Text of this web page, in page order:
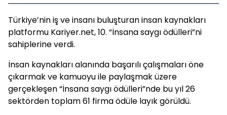
Türkiye’nin iş ve insanı buluşturan insan kaynakları
platformu Kariyer.net, 10. “İnsana saygı ödülleri”ni
sahiplerine verdi.
İnsan kaynakları alanında başarılı çalışmaları öne
çıkarmak ve kamuoyu ile paylaşmak üzere
gerçekleşen “İnsana saygı ödülleri”nde bu yıl 26
sektörden toplam 61 firma ödüle layık görüldü.